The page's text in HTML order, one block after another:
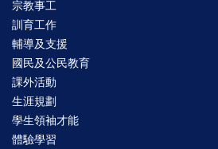
宗教事工
訓育工作
輔導及支援
國民及公民教育
課外活動
生涯規劃
學生領袖才能
體驗學習